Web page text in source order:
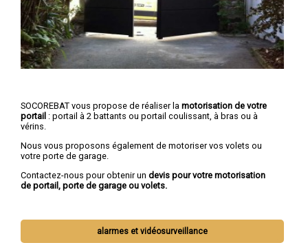
SOCOREBAT vous propose de réaliser la motorisation de votre
portail : portail à 2 battants ou portail coulissant, à bras ou à
vérins.
Nous vous proposons également de motoriser vos volets ou
votre porte de garage.
Contactez-nous pour obtenir un devis pour votre motorisation
de portail, porte de garage ou volets.
alarmes et vidéosurveillance